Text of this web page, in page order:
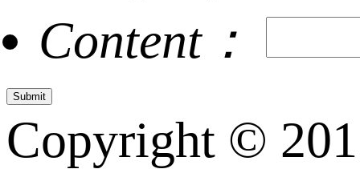
Content：
Copyright ©